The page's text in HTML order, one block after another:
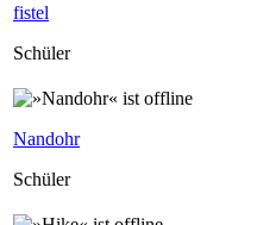
fistel
Schüler
Nandohr
Schüler